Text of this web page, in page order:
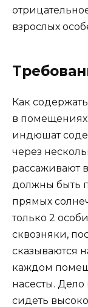
взрослых
Как
в
индюшат
через
рассаживают
должны быть
прямых
только 2
сквозняки,
сказываются
каждом
насесты. Дело
сидеть